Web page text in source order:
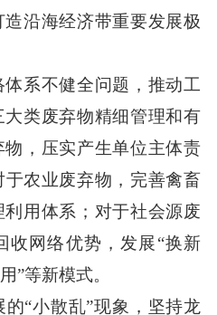
沿海经济带重要发展极
系不健全问题，推动工
类废弃物精细管理和有
，压实产生单位主体责
农业废弃物，完善禽畜
用体系；对于社会源废
收网络优势，发展“换新
”等新模式。
“小散乱”现象，坚持龙